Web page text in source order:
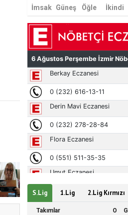
İmsak Güneş Öğle İkindi
S.Lig 1.Lig 2.Lig Kırmızı
Takımlar O G